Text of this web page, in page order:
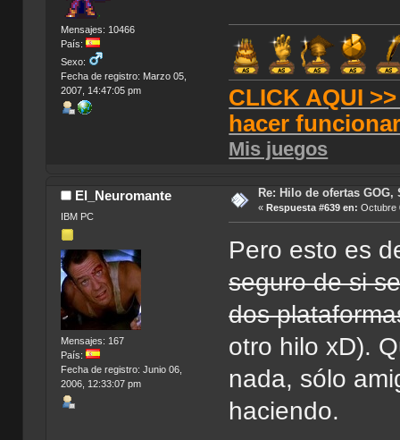
Mensajes: 10466
País:
Sexo:
Fecha de registro: Marzo 05,
2007, 14:47:05 pm
CLICK AQUI
hacer
Mis juegos
El_Neuromante
IBM PC
Mensajes: 167
País:
Fecha de registro: Junio 06,
2006, 12:33:07 pm
Re: Hilo de ofertas GOG,
« Respuesta #639 en: Octubre
Pero esto es
seguro de si
dos
otro hilo xD).
nada, sólo
haciendo.